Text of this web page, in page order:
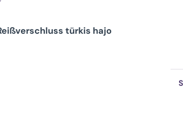
türkis hajo